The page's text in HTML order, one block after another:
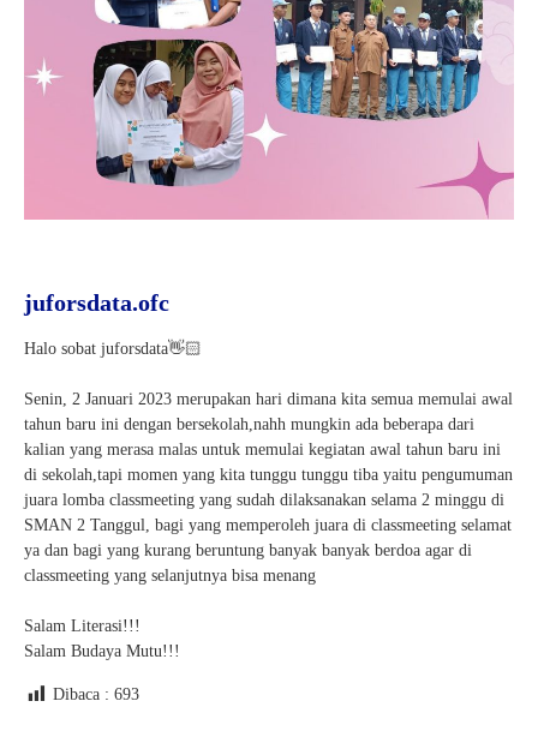
juforsdata.ofc
Halo sobat juforsdata👋🏻
Senin, 2 Januari 2023 merupakan hari dimana kita semua memulai awal
tahun baru ini dengan bersekolah,nahh mungkin ada beberapa dari
kalian yang merasa malas untuk memulai kegiatan awal tahun baru ini
di sekolah,tapi momen yang kita tunggu tunggu tiba yaitu pengumuman
juara lomba classmeeting yang sudah dilaksanakan selama 2 minggu di
SMAN 2 Tanggul, bagi yang memperoleh juara di classmeeting selamat
ya dan bagi yang kurang beruntung banyak banyak berdoa agar di
classmeeting yang selanjutnya bisa menang
Salam Literasi!!!
Salam Budaya Mutu!!!
Dibaca : 693